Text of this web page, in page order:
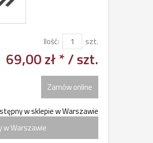
Ilość: szt.
69,00 zł */ szt.
Zamów online
w sklepie w Warszawie
w Warszawie